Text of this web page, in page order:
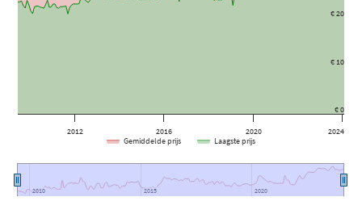
2012 2016 2020 2024
2010
2010 2015
2015 2020
2020
€ 0
€ 10
€ 20
Gemiddelde prijs Laagste prijs